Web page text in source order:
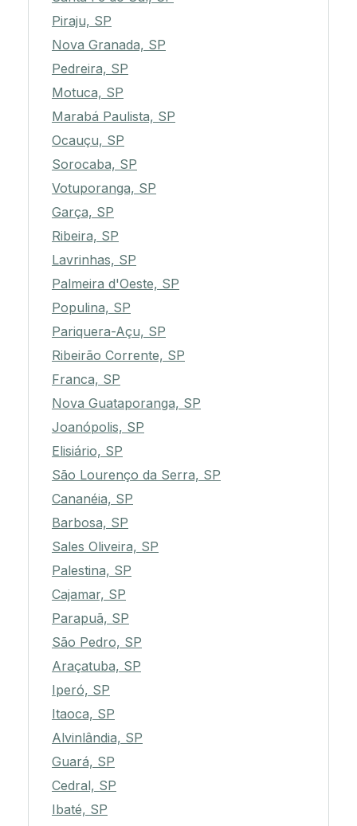
Piraju, SP
Nova Granada, SP
Pedreira, SP
Motuca, SP
Marabá Paulista, SP
Ocauçu, SP
Sorocaba, SP
Votuporanga, SP
Garça, SP
Ribeira, SP
Lavrinhas, SP
Palmeira d'Oeste, SP
Populina, SP
Pariquera-Açu, SP
Ribeirão Corrente, SP
Franca, SP
Nova Guataporanga, SP
Joanópolis, SP
Elisiário, SP
São Lourenço da Serra, SP
Cananéia, SP
Barbosa, SP
Sales Oliveira, SP
Palestina, SP
Cajamar, SP
Parapuã, SP
São Pedro, SP
Araçatuba, SP
Iperó, SP
Itaoca, SP
Alvinlândia, SP
Guará, SP
Cedral, SP
Ibaté, SP